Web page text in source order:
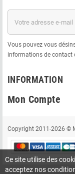
Vous pouvez vous
informations de contact
INFORMATION
Mon Compte
Copyright 2011-2026 ©
Ce site utilise des
acceptez nos